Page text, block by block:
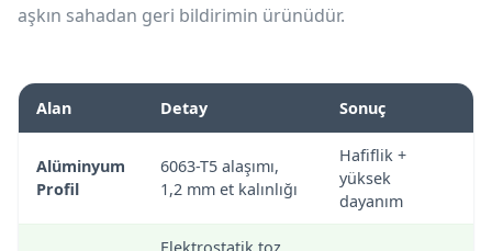
aşkın sahadan geri bildirimin ürünüdür.
Alan Detay Sonuç
Alüminyum
Profil
6063-T5 alaşımı,
1,2 mm et kalınlığı
Hafiflik +
yüksek
dayanım